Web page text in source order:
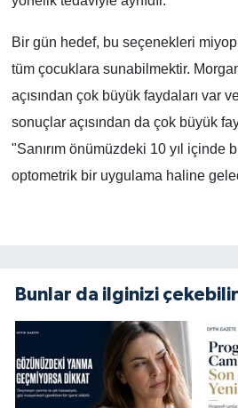
Bir gün hedef, bu seçenekleri
tüm çocuklara sunabilmektir.
açısından çok büyük faydaları var
sonuçlar açısından da çok büyük
"Sanırım önümüzdeki 10 yıl içinde
optometrik bir uygulama haline
Bunlar da ilginizi çekebilir